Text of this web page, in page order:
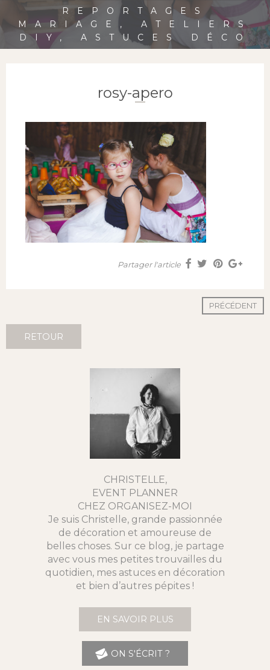
REPORTAGES
MARIAGE, ATELIERS
DIY, ASTUCES DÉCO
rosy-apero
Partager l'article
PRÉCÉDENT
RETOUR
CHRISTELLE,
EVENT PLANNER
CHEZ ORGANISEZ-MOI
Je suis Christelle, grande passionnée
de décoration et amoureuse de
belles choses. Sur ce blog, je partage
avec vous mes petites trouvailles du
quotidien, mes astuces en décoration
et bien d’autres pépites !
EN SAVOIR PLUS
ON S'ÉCRIT ?